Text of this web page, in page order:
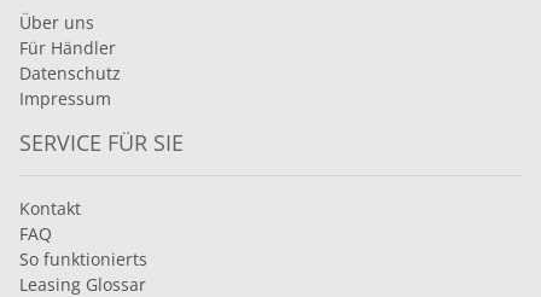
Über uns
Für Händler
Datenschutz
Impressum
SERVICE FÜR SIE
Kontakt
FAQ
So funktionierts
Leasing Glossar